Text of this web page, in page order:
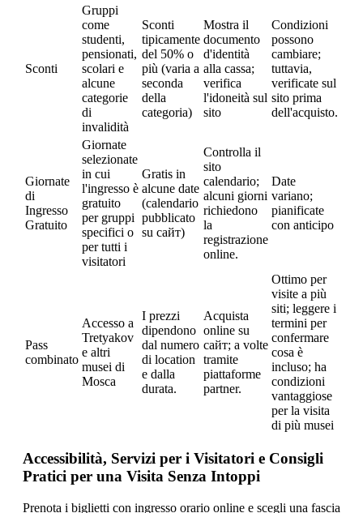
Sconti
Gruppi
come
studenti,
pensionati,
scolari e
alcune
categorie
di
invalidità
Sconti
tipicamente
del 50% o
più (varia a
seconda
della
categoria)
Mostra il
documento
d'identità
alla cassa;
verifica
l'idoneità sul
sito
Condizioni
possono
cambiare;
tuttavia,
verificate sul
sito prima
dell'acquisto.
Giornate
di
Ingresso
Gratuito
Giornate
selezionate
in cui
l'ingresso è
gratuito
per gruppi
specifici o
per tutti i
visitatori
Gratis in
alcune date
(calendario
pubblicato
su сайт)
Controlla il
sito
calendario;
alcuni giorni
richiedono
la
registrazione
online.
Date
variano;
pianificate
con anticipo
Pass
combinato
Accesso a
Tretyakov
e altri
musei di
Mosca
I prezzi
dipendono
dal numero
di location
e dalla
durata.
Acquista
online su
сайт; a volte
tramite
piattaforme
partner.
Ottimo per
visite a più
siti; leggere i
termini per
confermare
cosa è
incluso; ha
condizioni
vantaggiose
per la visita
di più musei
Accessibilità, Servizi per i Visitatori e Consigli
Pratici per una Visita Senza Intoppi
Prenota i biglietti con ingresso orario online e scegli una fascia